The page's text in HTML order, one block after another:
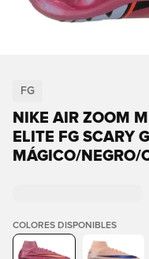
FG
NIKE AIR ZOOM
ELITE FG SCARY
MÁGICO/NEGRO/
COLORES DISPONIBLES